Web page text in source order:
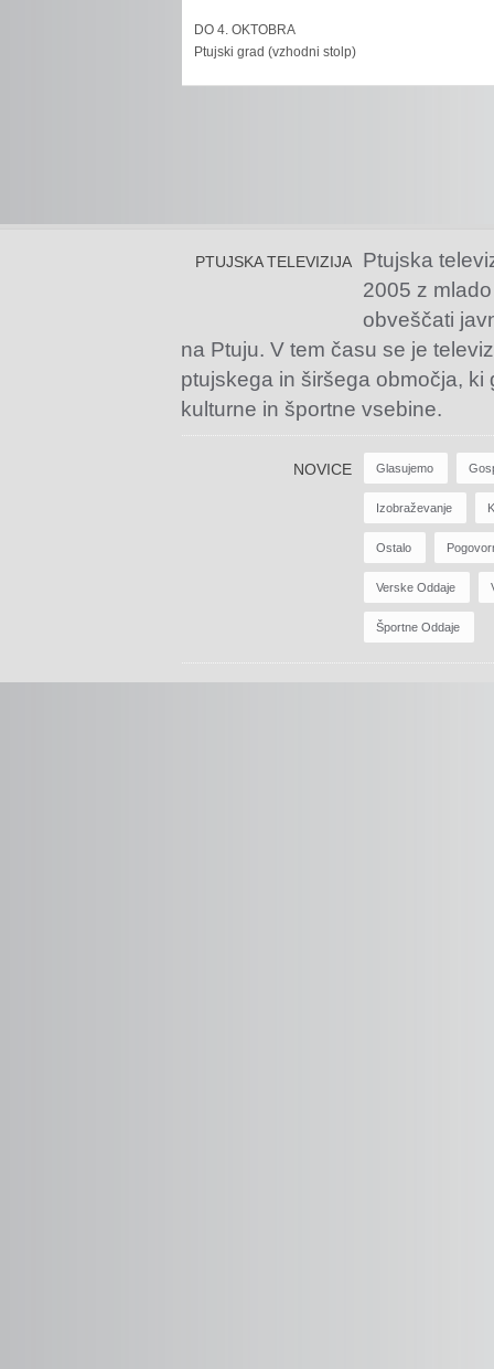
DO 4. OKTOBRA
Ptujski grad (vzhodni stolp)
PTUJSKA TELEVIZIJA
Ptujska
2005 z
obveščati
na Ptuju. V tem času se je
ptujskega in širšega območja,
kulturne in športne vsebine.
NOVICE Glasujemo
Izobraževanje
Ostalo
Verske Oddaje
Športne Oddaje